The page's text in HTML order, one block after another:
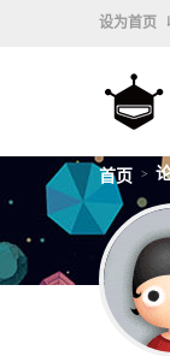
设为首页
首页 >